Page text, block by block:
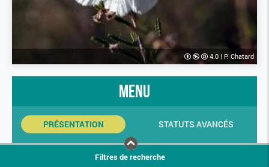
4.0 | P. Chatard
menu
PRÉSENTATION STATUTS AVANCÉS
INDICATEURS SINP
PHOTOS
Filtres de recherche